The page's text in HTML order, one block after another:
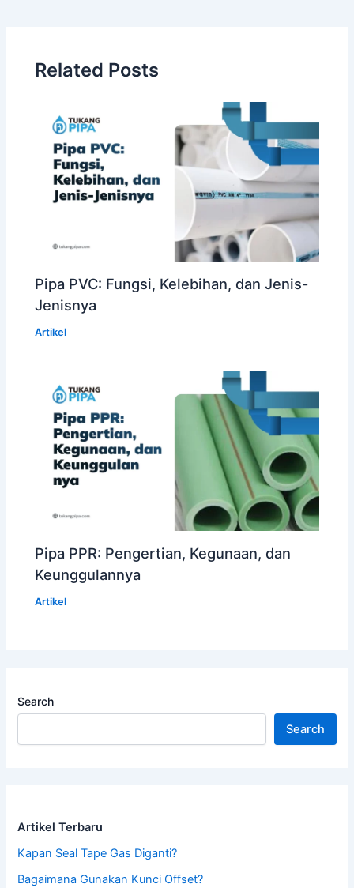
Related Posts
Pipa PVC: Fungsi, Kelebihan, dan Jenis-
Jenisnya
Artikel
Pipa PPR: Pengertian, Kegunaan, dan
Keunggulannya
Artikel
Search
Search
Artikel Terbaru
Kapan Seal Tape Gas Diganti?
Bagaimana Gunakan Kunci Offset?